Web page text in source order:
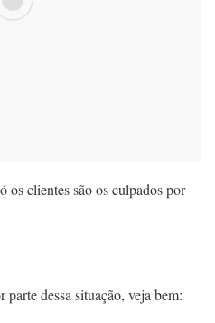
os clientes são os culpados por
dessa situação, veja bem: